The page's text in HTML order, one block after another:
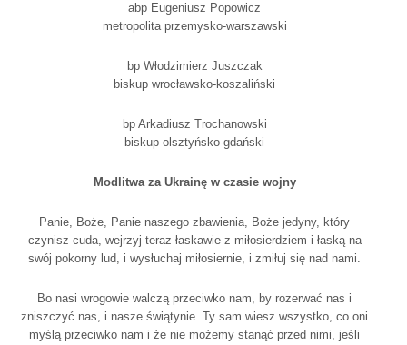
abp Eugeniusz Popowicz
metropolita przemysko-warszawski
bp Włodzimierz Juszczak
biskup wrocławsko-koszaliński
bp Arkadiusz Trochanowski
biskup olsztyńsko-gdański
Modlitwa za Ukrainę w czasie wojny
Panie, Boże, Panie naszego zbawienia, Boże jedyny, który
czynisz cuda, wejrzyj teraz łaskawie z miłosierdziem i łaską na
swój pokorny lud, i wysłuchaj miłosiernie, i zmiłuj się nad nami.
Bo nasi wrogowie walczą przeciwko nam, by rozerwać nas i
zniszczyć nas, i nasze świątynie. Ty sam wiesz wszystko, co oni
myślą przeciwko nam i że nie możemy stanąć przed nimi, jeśli